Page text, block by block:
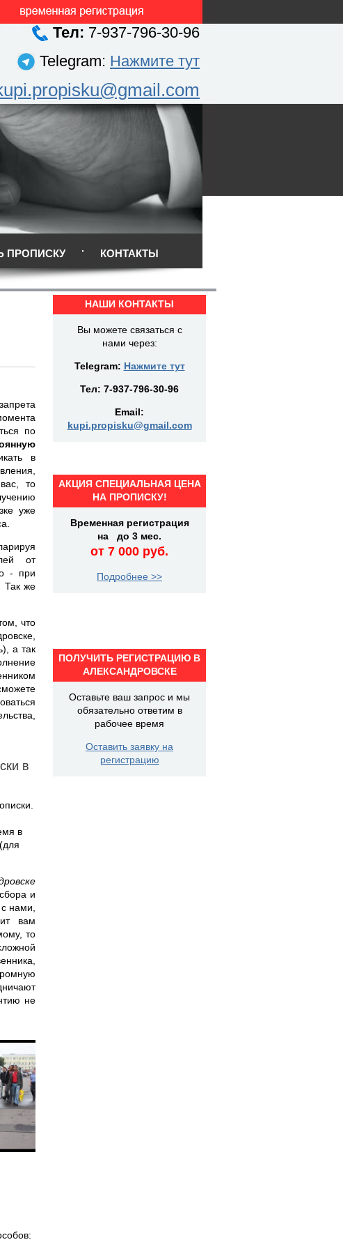
Тел: 7-937-796-30-96
Telegram: Нажмите тут
ПРОПИСКУ КОНТАКТЫ
по
в
то
уже
от
- при
Так же
что
а так
в
в
и
нами,
вам
то
не
НАШИ КОНТАКТЫ
Вы можете связаться с
нами через:
Telegram: Нажмите тут
Тел: 7-937-796-30-96
Email:
kupi.propisku@gmail.com
АКЦИЯ СПЕЦИАЛЬНАЯ ЦЕНА
НА ПРОПИСКУ!
Временная регистрация
на до 3 мес.
от 7 000 руб.
Подробнее >>
ПОЛУЧИТЬ РЕГИСТРАЦИЮ В
АЛЕКСАНДРОВСКЕ
Оставьте ваш запрос и мы
обязательно ответим в
рабочее время
Оставить заявку на
регистрацию